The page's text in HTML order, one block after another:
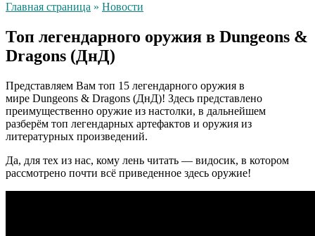
Главная страница » Новости
Топ легендарного оружия в Dungeons &
Dragons (ДнД)
Представляем Вам топ 15 легендарного оружия в
мире Dungeons & Dragons (ДнД)! Здесь представлено
преимущественно оружие из настолки, в дальнейшем
разберём топ легендарных артефактов и оружия из
литературных произведений.
Да, для тех из нас, кому лень читать — видосик, в котором
рассмотрено почти всё приведенное здесь оружие!